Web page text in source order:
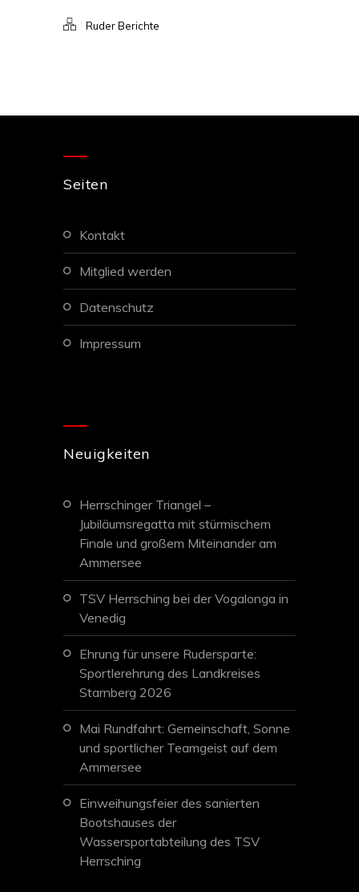
Ruder Berichte
Seiten
kontakt
mitglied werden
datenschutz
impressum
Neuigkeiten
Herrschinger Triangel –
Jubiläumsregatta mit stürmischem
Finale und großem Miteinander am
Ammersee
TSV Herrsching bei der Vogalonga in
Venedig
Ehrung für unsere Rudersparte:
Sportlerehrung des Landkreises
Starnberg 2026
Mai Rundfahrt: Gemeinschaft, Sonne
und sportlicher Teamgeist auf dem
Ammersee
Einweihungsfeier des sanierten
Bootshauses der
Wassersportabteilung des TSV
Herrsching